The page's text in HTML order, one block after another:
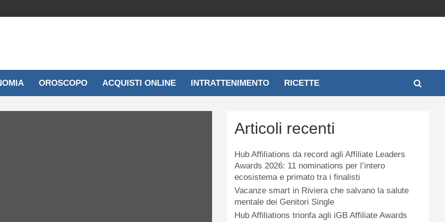
OROSCOPO ACQUISTI ONLINE INTRATTENIMENTO RICETTE
Articoli recenti
Hub Affiliations da record agli Affiliate Leaders
Awards 2026: 11 nominations per l’intero
ecosistema e primato tra i finalisti
Vacanze smart in Riviera che salvano la salute
mentale dei Genitori Single
Hub Affiliations trionfa agli iGB Affiliate Awards